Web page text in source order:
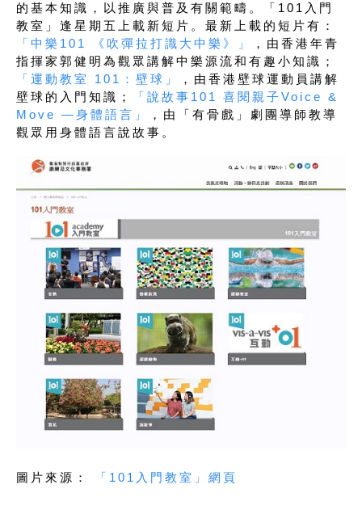
的基本知識，以推廣與普及有關範疇。「101入門
教室」逢星期五上載新短片。最新上載的短片有：
「中樂101 《吹彈拉打識大中樂》」
，由香港年青
指揮家郭健明為觀眾講解中樂源流和有趣小知識；
「運動教室 101：壁球」
，由香港壁球運動員講解
壁球的入門知識；
「說故事101 喜閱親子Voice &
Move —身體語言」
，由「有骨戲」劇團導師教導
觀眾用身體語言說故事。
圖片來源： 「101入門教室」網頁